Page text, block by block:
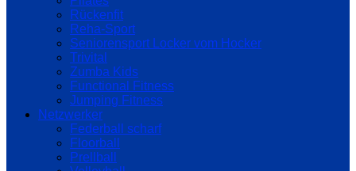
Rückenfit
Reha-Sport
Seniorensport Locker vom Hocker
Trivital
Zumba Kids
Functional Fitness
Jumping Fitness
Netzwerker
Federball scharf
Floorball
Prellball